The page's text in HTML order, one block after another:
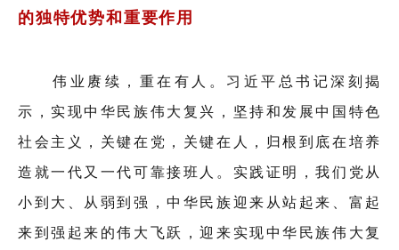
的独特优势和重要作用
伟业赓续，重在有人。习近平总书记深刻揭
示，实现中华民族伟大复兴，坚持和发展中国特色
社会主义，关键在党，关键在人，归根到底在培养
造就一代又一代可靠接班人。实践证明，我们党从
小到大、从弱到强，中华民族迎来从站起来、富起
来到强起来的伟大飞跃，迎来实现中华民族伟大复